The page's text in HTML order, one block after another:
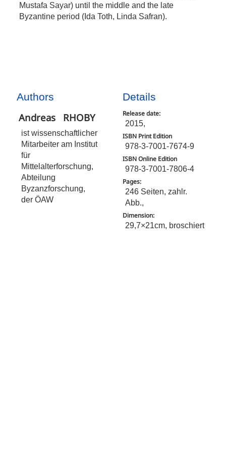
Mustafa Sayar) until the middle and the late
Byzantine period (Ida Toth, Linda Safran).
Authors
Andreas RHOBY
ist wissenschaftlicher
Mitarbeiter am Institut
für
Mittelalterforschung,
Abteilung
Byzanzforschung,
der ÖAW
Details
Release date:
2015,
ISBN Print Edition
978-3-7001-7674-9
ISBN Online Edition
978-3-7001-7806-4
Pages:
246 Seiten, zahlr.
Abb.,
Dimension:
29,7×21cm, broschiert